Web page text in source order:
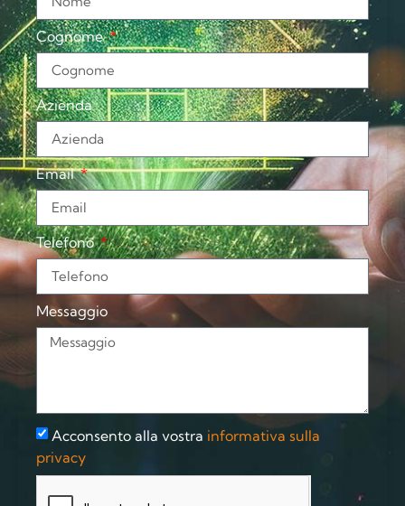
Cognome
Azienda
Email
Telefono
Messaggio
Acconsento alla vostra informativa sulla
privacy